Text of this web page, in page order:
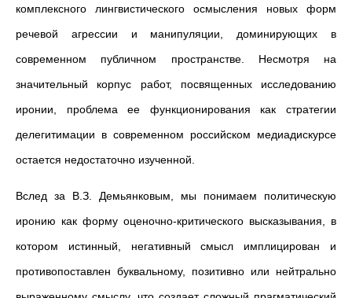
комплексного лингвистического осмысления новых форм
речевой агрессии и манипуляции, доминирующих в
современном публичном пространстве. Несмотря на
значительный корпус работ, посвященных исследованию
иронии, проблема ее функционирования как стратегии
делегитимации в современном российском медиадискурсе
остается недостаточно изученной.
Вслед за В.З. Демьянковым, мы понимаем политическую
иронию как форму оценочно-критического высказывания, в
котором истинный, негативный смысл имплицирован и
противопоставлен буквальному, позитивно или нейтрально